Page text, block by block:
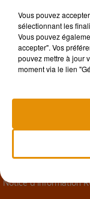
Orelsan et DJ
+
DesignOlivier
Notice d’information
Vous pouvez
sélectionnant les
Vous pouvez
accepter". Vos
pouvez mettre à jour
moment via le lien